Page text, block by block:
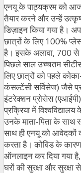
एनयू के पाठ्यक्रम को
तैयार करने और उन्हें
डिज़ाइन किया गया है।
छात्रों के लिए 100%
है। इसके अलावा, 700 से
पिछले साल उच्चतम
लिए छात्रों को पहले
कंसल्टेंसी सर्विसेज) जैसे
इंटरेक्शन प्रोसेस
प्रक्रिया में
उनके माता-पिता के साथ
साथ ही एनयू को
करता है। कोविड के
ऑनलाइन कर दिया गया
घरों की सुरक्षा और